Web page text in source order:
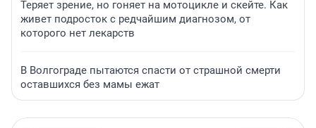
Теряет зрение, но гоняет на мотоцикле и скейте. Как
живет подросток с редчайшим диагнозом, от
которого нет лекарств
В Волгограде пытаются спасти от страшной смерти
оставшихся без мамы ежат